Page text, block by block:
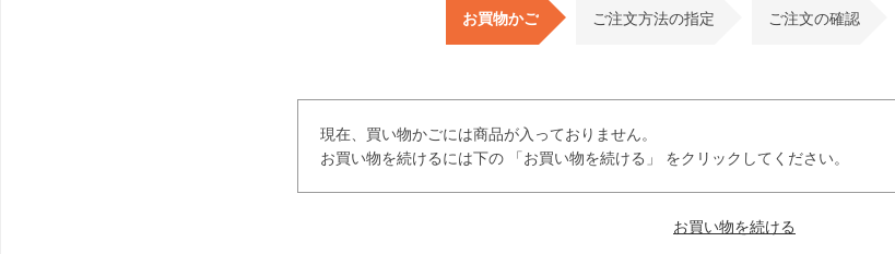
お買物かご ご注文方法の指定 ご注文の確認
現在、買い物かごには商品が入っておりません。
お買い物を続けるには下の 「お買い物を続ける」 をクリックしてください。